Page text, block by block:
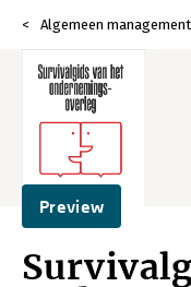
Algemeen management
Preview